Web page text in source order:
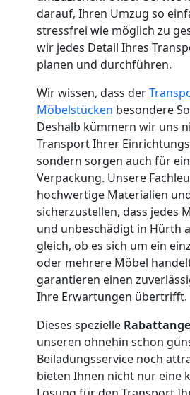
darauf, Ihren Umzug so
stressfrei wie möglich zu
wir jedes Detail Ihres
planen und durchführen.
Wir wissen, dass der
Möbelstücken besondere
Deshalb kümmern wir uns
Transport Ihrer
sondern sorgen auch für
Verpackung. Unsere
hochwertige Materialien
sicherzustellen, dass jedes
und unbeschädigt in Hürth
gleich, ob es sich um ein
oder mehrere Möbel
garantieren einen
Ihre Erwartungen übertrifft.
Dieses spezielle
unseren ohnehin schon
Beiladungsservice noch
bieten Ihnen nicht nur eine
Küchenumzug
Wolfsberg
Umzug
und
Lagerung
Wolfsberg
Full-
Service-
Umzug
Wolfsberg